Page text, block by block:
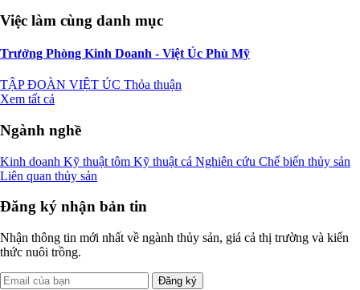
Việc làm cùng danh mục
Trưởng Phòng Kinh Doanh - Việt Úc Phù Mỹ
TẬP ĐOÀN VIỆT ÚC Thỏa thuận
Xem tất cả
Ngành nghề
Kinh doanh Kỹ thuật tôm Kỹ thuật cá Nghiên cứu Chế biến thủy sản
Liên quan thủy sản
Đăng ký nhận bản tin
Nhận thông tin mới nhất về ngành thủy sản, giá cả thị trường và kiến
thức nuôi trồng.
Đăng ký